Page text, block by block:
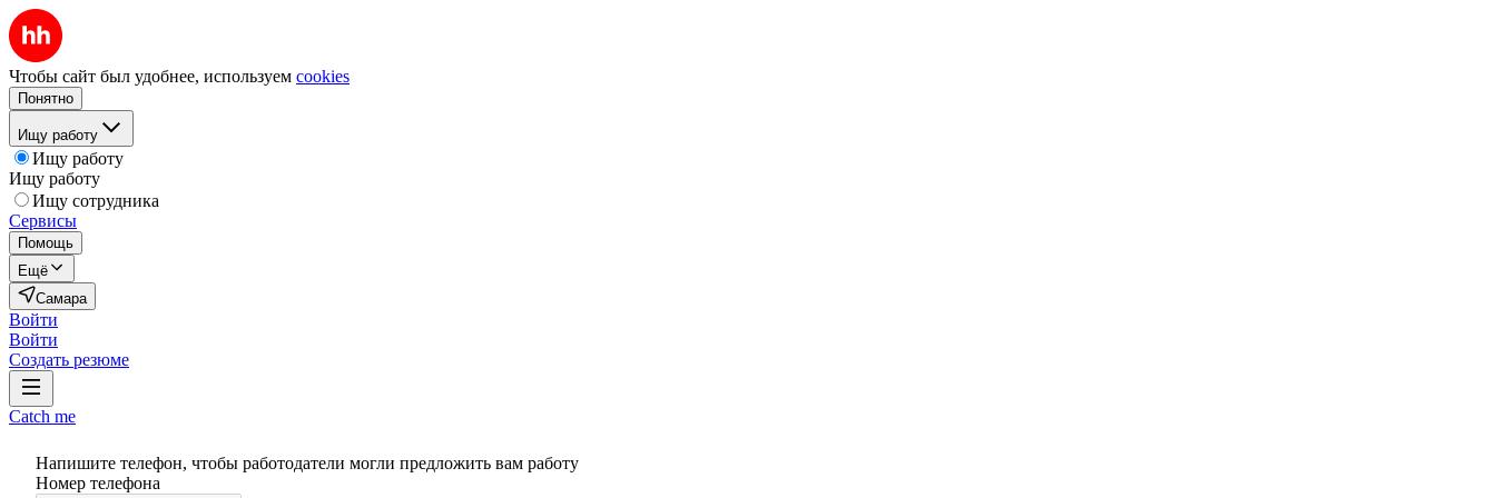
Чтобы сайт был удобнее, используем cookies
Понятно
Ищу работу
Ищу работу
Ищу работу
Ищу сотрудника
Сервисы
Помощь
Ещё
Самара
Войти
Войти
Создать резюме
Catch me
Напишите телефон, чтобы работодатели могли предложить вам работу
Номер телефона